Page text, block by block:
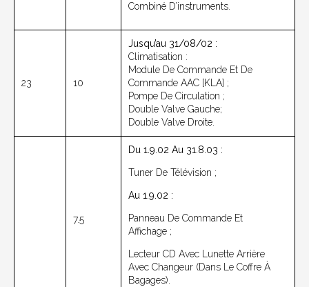
Combiné D’instruments.
23 10
Jusqu’au 31/08/02 :
Climatisation :
Module De Commande Et De
Commande AAC [KLA] ;
Pompe De Circulation ;
Double Valve Gauche;
Double Valve Droite.
7.5
Du 1.9.02 Au 31.8.03 :
Tuner De Télévision ;
Au 1.9.02 :
Panneau De Commande Et
Affichage ;
Lecteur CD Avec Lunette Arrière
Avec Changeur (dans Le Coffre À
Bagages).